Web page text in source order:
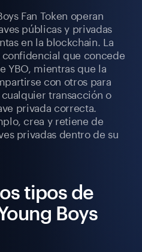
Fan Token operan
públicas y privadas
en la blockchain. La
que concede
YBO, mientras que la
con otros para
transacción o
privada correcta.
crea y retiene de
privadas dentro de su
tipos de
Boys